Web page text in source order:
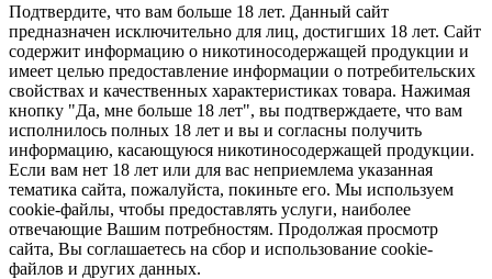
Подтвердите, что вам больше 18 лет. Данный сайт
предназначен исключительно для лиц, достигших 18 лет. Сайт
содержит информацию о никотиносодержащей продукции и
имеет целью предоставление информации о потребительских
свойствах и качественных характеристиках товара. Нажимая
кнопку "Да, мне больше 18 лет", вы подтверждаете, что вам
исполнилось полных 18 лет и вы и согласны получить
информацию, касающуюся никотиносодержащей продукции.
Если вам нет 18 лет или для вас неприемлема указанная
тематика сайта, пожалуйста, покиньте его. Мы используем
cookie-файлы, чтобы предоставлять услуги, наиболее
отвечающие Вашим потребностям. Продолжая просмотр
сайта, Вы соглашаетесь на сбор и использование cookie-
файлов и других данных.